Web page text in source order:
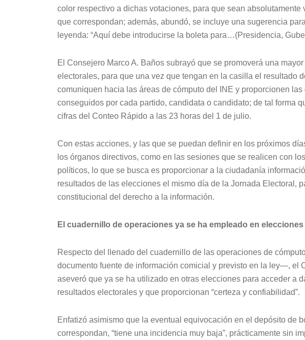
color respectivo a dichas votaciones, para que sean
que correspondan; además, abundó, se incluye una sugerencia
leyenda: “Aquí debe introducirse la boleta para…(Presidencia,
El Consejero Marco A. Baños subrayó que se promoverá una
electorales, para que una vez que tengan en la casilla el resultado
comuniquen hacia las áreas de cómputo del INE y proporcionen
conseguidos por cada partido, candidata o candidato; de tal forma
cifras del Conteo Rápido a las 23 horas del 1 de julio.
Con estas acciones, y las que se puedan definir en los próximos
los órganos directivos, como en las sesiones que se realicen con
políticos, lo que se busca es proporcionar a la ciudadanía
resultados de las elecciones el mismo día de la Jornada Electoral,
constitucional del derecho a la información.
El cuadernillo de operaciones ya se ha empleado en
Respecto del llenado del cuadernillo de las operaciones de
documento fuente de información comicial y previsto en la ley—, el
aseveró que ya se ha utilizado en otras elecciones para acceder a
resultados electorales y que proporcionan “certeza y confiabilidad”.
Enfatizó asimismo que la eventual equivocación en el depósito de
correspondan, “tiene una incidencia muy baja”, prácticamente sin